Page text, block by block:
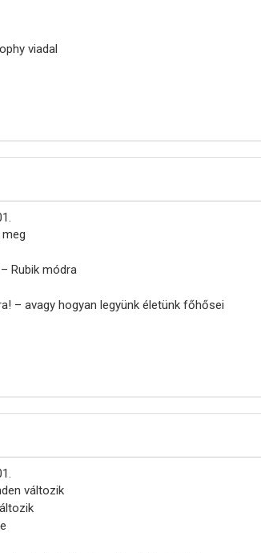
viadal
Rubik módra
– avagy hogyan legyünk életünk főhősei
változik